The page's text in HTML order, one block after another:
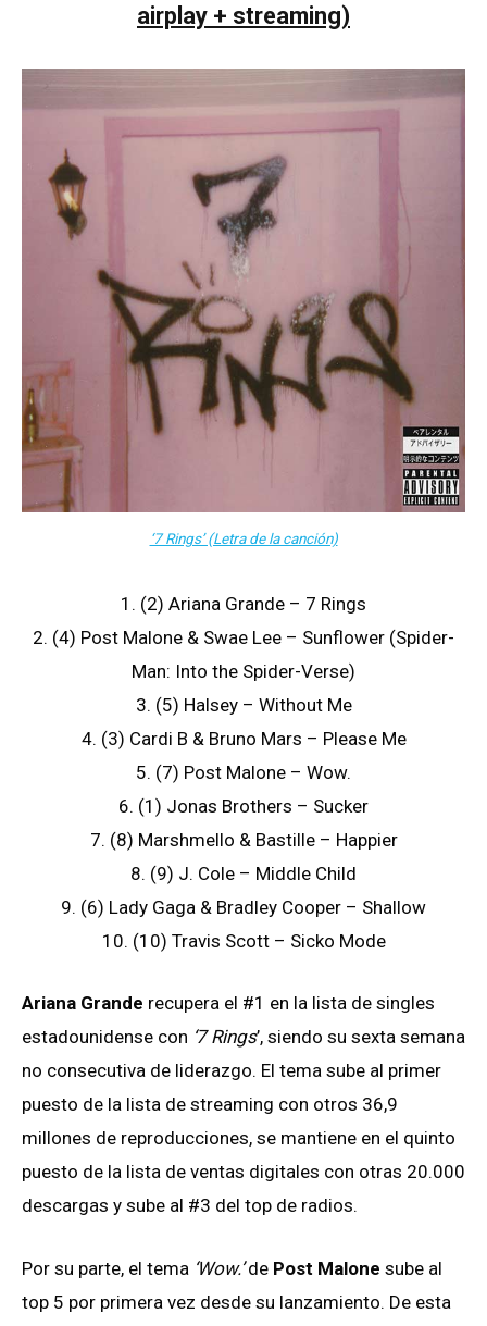
airplay + streaming)
‘7 Rings’ (Letra de la canción)
1. (2) Ariana Grande – 7 Rings
2. (4) Post Malone & Swae Lee – Sunflower (Spider-
Man: Into the Spider-Verse)
3. (5) Halsey – Without Me
4. (3) Cardi B & Bruno Mars – Please Me
5. (7) Post Malone – Wow.
6. (1) Jonas Brothers – Sucker
7. (8) Marshmello & Bastille – Happier
8. (9) J. Cole – Middle Child
9. (6) Lady Gaga & Bradley Cooper – Shallow
10. (10) Travis Scott – Sicko Mode
Ariana Grande recupera el #1 en la lista de singles
estadounidense con ‘7 Rings’, siendo su sexta semana
no consecutiva de liderazgo. El tema sube al primer
puesto de la lista de streaming con otros 36,9
millones de reproducciones, se mantiene en el quinto
puesto de la lista de ventas digitales con otras 20.000
descargas y sube al #3 del top de radios.
Por su parte, el tema ‘Wow.’de Post Malone sube al
top 5 por primera vez desde su lanzamiento. De esta